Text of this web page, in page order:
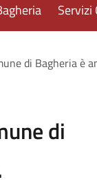
Servizi
di Bagheria è
di